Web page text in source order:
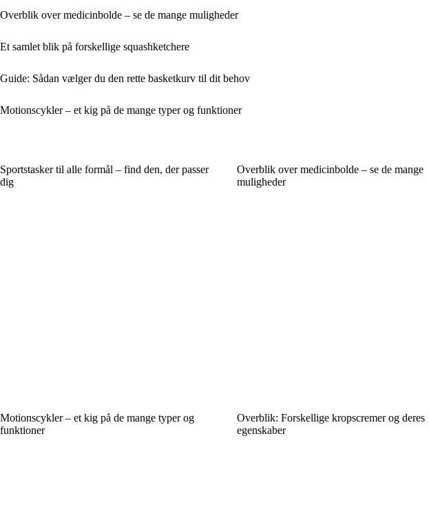
Overblik over medicinbolde – se de mange muligheder
Et samlet blik på forskellige squashketchere
Guide: Sådan vælger du den rette basketkurv til dit behov
Motionscykler – et kig på de mange typer og funktioner
Sportstasker til alle formål – find den, der passer
dig
Overblik over medicinbolde – se de mange
muligheder
Motionscykler – et kig på de mange typer og
funktioner
Overblik: Forskellige kropscremer og deres
egenskaber